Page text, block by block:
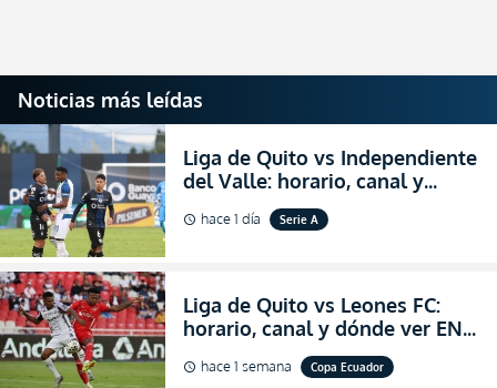
Noticias más leídas
Liga de Quito vs Independiente
del Valle: horario, canal y
dónde ver EN VIVO el
partidazo por la fecha 24 de la
schedule hace 1 día Serie A
Liga de Quito vs Leones FC:
horario, canal y dónde ver EN
VIVO los octavos de final de la
Copa Ecuador 2026
schedule hace 1 semana Copa Ecuador